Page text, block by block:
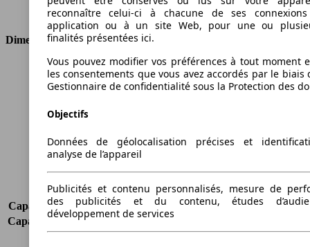
Type de traction
Traction avant
Dimensions
Longueur
4040 mm
Hauteur
1476 mm
Empattement
Charge maximale
474 kg
Portes
Sièges
5
Charge sur toit
-
Capacité de remorquage (sans freins) 590 kg
Capacité de remorquage (avec freins)
reconnaître celui-ci à chacune de ses
application ou à un site Web, pour une ou
finalités présentées ici.
Vous pouvez modifier vos préférences à tout moment
les consentements que vous avez accordés par le biais
Gestionnaire de confidentialité sous la Protection des
Objectifs
Données de géolocalisation précises et
analyse de l’appareil
Publicités et contenu personnalisés, mesure de
des publicités et du contenu, études
développement de services